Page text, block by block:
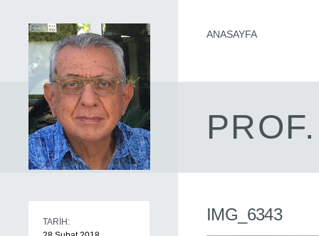
ANASAYFA
TARİH:
IMG_6343